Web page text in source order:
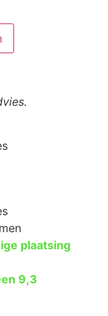
plaatsing
9,3